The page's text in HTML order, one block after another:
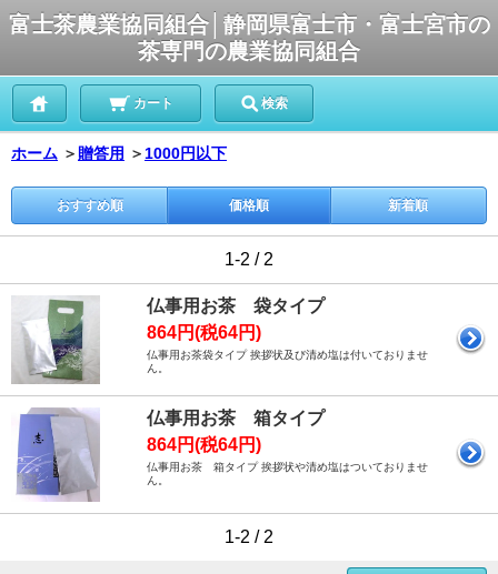
富士茶農業協同組合│静岡県富士市・富士宮市の
茶専門の農業協同組合
カート 検索
ホーム ＞ 贈答用 ＞ 1000円以下
おすすめ順 価格順 新着順
1-2 / 2
仏事用お茶 袋タイプ
864円(税64円)
仏事用お茶袋タイプ 挨拶状及び清め塩は付いておりませ
ん。
仏事用お茶 箱タイプ
864円(税64円)
仏事用お茶 箱タイプ 挨拶状や清め塩はついておりませ
ん。
1-2 / 2